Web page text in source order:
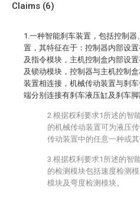
Claims (6)
1.一种智能刹车装置，包括控制
置，其特征在于：控制器内部设
及指令模块，主机控制盒内部设
及锁动模块，控制器与主机控制
装置相连接，机械传动装置与刹
端分别连接有刹车液压缸及刹车脚
2.根据权利要求1所述的智
的机械传动装置可为液压
传动装置中的任意一种或其
3.根据权利要求1所述的智
的检测模块包括速度检测
模块及弯度检测模块。